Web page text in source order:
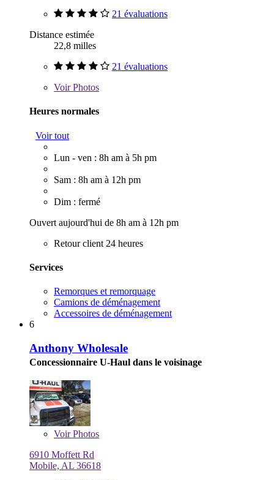
21 évaluations
Distance estimée
22,8 milles
21 évaluations
VoirPhotos
Heures normales
Voir tout
Lun - ven : 8h am à 5h pm
Sam : 8h am à 12h pm
Dim : fermé
Ouvert aujourd'hui de 8h am à 12h pm
Retour client 24 heures
Services
Remorques et remorquage
Camions de déménagement
Accessoires de déménagement
6
Anthony Wholesale
Concessionnaire U-Haul dans le voisinage
VoirPhotos
6910 Moffett Rd
Mobile, AL 36618